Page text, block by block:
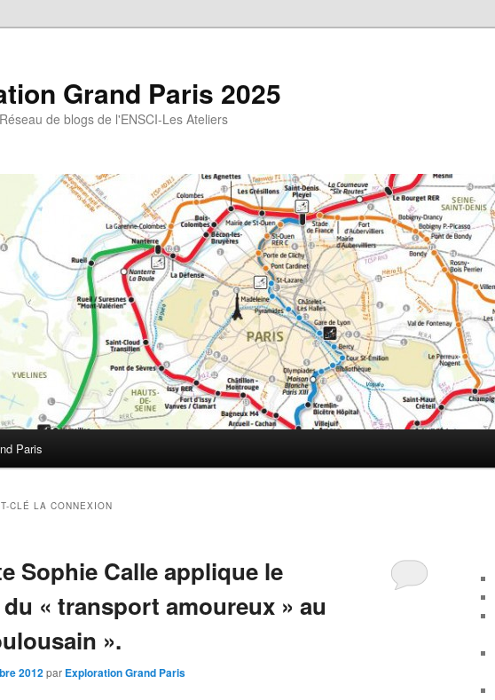
Grand Paris 2025
de blogs de l'ENSCI-Les Ateliers
Paris
CLÉ LA CONNEXION
Sophie Calle applique le
« transport amoureux » au
».
2012par Exploration Grand Paris